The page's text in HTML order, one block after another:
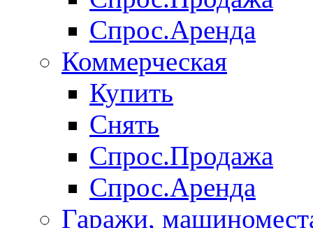
Спрос.Аренда
Коммерческая
Купить
Снять
Спрос.Продажа
Спрос.Аренда
Гаражи,